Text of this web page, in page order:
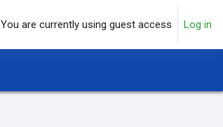
You are currently using guest access Log in